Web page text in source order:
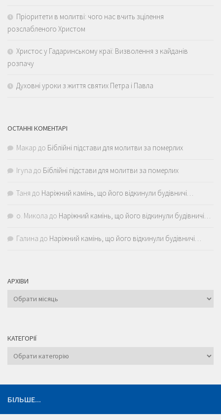
Пріоритети в молитві: чого нас вчить зцілення
розслабленого Христом
Христос у Гадаринському краї: Визволення з кайданів
розпачу
Духовні уроки з життя святих Петра і Павла
ОСТАННІ КОМЕНТАРІ
Макар до Біблійні підстави для молитви за померлих
Iryna до Біблійні підстави для молитви за померлих
Таня до Наріжний камінь, що його відкинули будівничі…
о. Микола до Наріжний камінь, що його відкинули будівничі…
Галина до Наріжний камінь, що його відкинули будівничі…
АРХІВИ
Архіви
КАТЕГОРІЇ
Категорії
БІЛЬШЕ...